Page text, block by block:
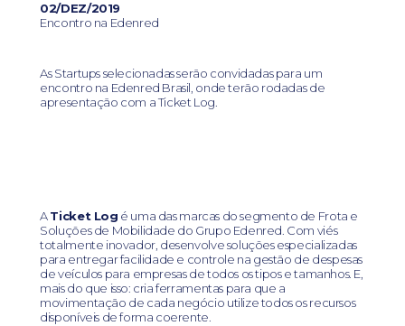
02/DEZ/2019
Encontro na Edenred
As Startups selecionadas serão convidadas para um
encontro na Edenred Brasil, onde terão rodadas de
apresentação com a Ticket Log.
ATicket Log é uma das marcas do segmento de Frota e
Soluções de Mobilidade do Grupo Edenred. Com viés
totalmente inovador, desenvolve soluções especializadas
para entregar facilidade e controle na gestão de despesas
de veículos para empresas de todos os tipos e tamanhos. E,
mais do que isso: cria ferramentas para que a
movimentação de cada negócio utilize todos os recursos
disponíveis de forma coerente.